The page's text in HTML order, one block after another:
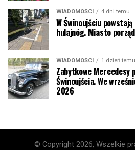
WIADOMOŚCI 4 dni temu
W Świnoujściu
hulajnóg. Miasto
WIADOMOŚCI 1 dzień temu
Zabytkowe Mercedesy
Świnoujścia. We
2026
© Copyright 2026, Wszelkie